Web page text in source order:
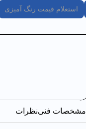
استعلام قیمت رنگ آمیزی
مشخصات فنینظرات